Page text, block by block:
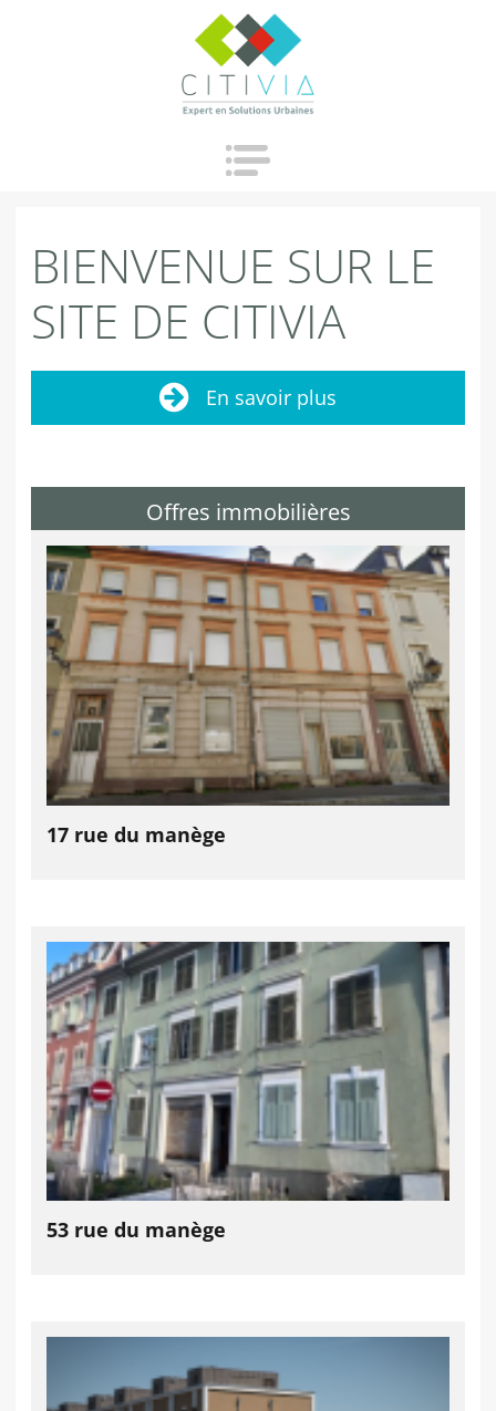
Jump to navigation
BIENVENUE SUR LE
SITE DE CITIVIA
En savoir plus
Offres immobilières
17 rue du manège
53 rue du manège